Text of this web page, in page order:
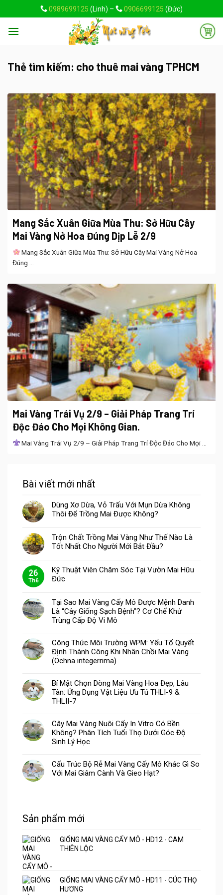
to
content
0989699125 (Linh) – 0906699125 (Đức)
Thẻ tìm kiếm: cho thuê mai vàng TPHCM
Mang Sắc Xuân Giữa Mùa Thu: Sở Hữu Cây
Mai Vàng Nở Hoa Đúng Dịp Lễ 2/9
Mang Sắc Xuân Giữa Mùa Thu: Sở Hữu Cây Mai Vàng Nở Hoa
Đúng ...
Mai Vàng Trái Vụ 2/9 – Giải Pháp Trang Trí
Độc Đáo Cho Mọi Không Gian.
Mai Vàng Trái Vụ 2/9 – Giải Pháp Trang Trí Độc Đáo Cho Mọi ...
Bài viết mới nhất
Dùng Xơ Dừa, Vỏ Trấu Với Mụn Dừa Không
Thôi Để Trồng Mai Được Không?
Trộn Chất Trồng Mai Vàng Như Thế Nào Là
Tốt Nhất Cho Người Mới Bắt Đầu?
26
Th6
Kỹ Thuật Viên Chăm Sóc Tại Vườn Mai Hữu
Đức
Tại Sao Mai Vàng Cấy Mô Được Mệnh Danh
Là “Cây Giống Sạch Bệnh”? Cơ Chế Khử
Trùng Cấp Độ Vi Mô
Công Thức Môi Trường WPM: Yếu Tố Quyết
Định Thành Công Khi Nhân Chồi Mai Vàng
(Ochna integerrima)
Bí Mật Chọn Dòng Mai Vàng Hoa Đẹp, Lâu
Tàn: Ứng Dụng Vật Liệu Ưu Tú THLI-9 &
THLII-7
Cây Mai Vàng Nuôi Cấy In Vitro Có Bền
Không? Phân Tích Tuổi Thọ Dưới Góc Độ
Sinh Lý Học
Cấu Trúc Bộ Rễ Mai Vàng Cấy Mô Khác Gì So
Với Mai Giâm Cành Và Gieo Hạt?
Sản phẩm mới
GIỐNG MAI VÀNG CẤY MÔ - HD12 - CAM
THIÊN LỘC
GIỐNG MAI VÀNG CẤY MÔ - HD11 - CÚC THỌ
HƯƠNG